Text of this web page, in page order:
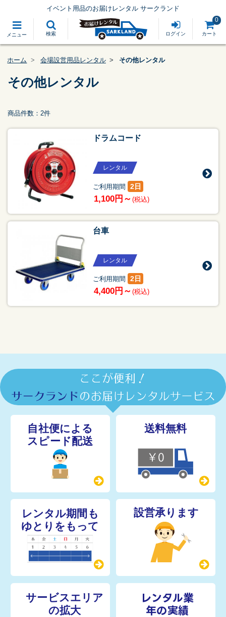
メニュー 検索
イベント用品のお届けレンタル サークランド
ログイン カート
0
ホーム 会場設営用品レンタル その他レンタル
その他レンタル
商品件数：2件
ドラムコード
レンタル
ご利用期間 2日
1,100円～ (税込)
台車
レンタル
ご利用期間 2日
4,400円～ (税込)
レンタル業
年の実績